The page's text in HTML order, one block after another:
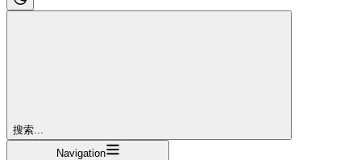
搜索...
Navigation